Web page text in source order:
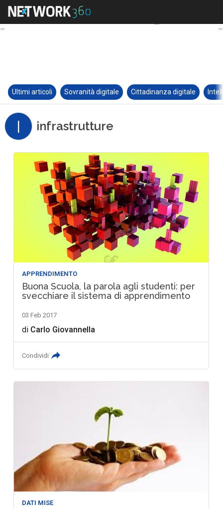
Ultimi articoli Sovranità digitale Cittadinanza digitale
I infrastrutture
APPRENDIMENTO
Buona Scuola, la parola agli studenti: per
svecchiare il sistema di apprendimento
03 Feb 2017
di Carlo Giovannella
Condividi
DATI MISE